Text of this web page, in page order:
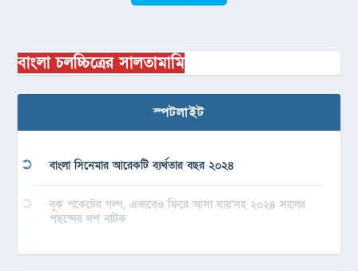
বাংলা চলচ্চিত্রের সালতামামি
স্পটলাইট
বাংলা সিনেমার আরেকটি ব্যর্থতার বছর ২০২৪
বুক পকেটের গল্প, এভাবেও ফিরে আসা যায়’সহ ২০২৪ সালের
পছন্দের দশ নাটক